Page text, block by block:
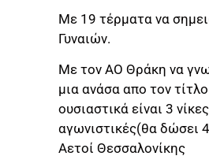
Με 19 τέρματα να
Γυναιών.
Με τον ΑΟ Θράκη να
μια ανάσα απο τον
ουσιαστικά είναι 3
αγωνιστικές(θα δώσει
Αετοί Θεσσαλονίκης